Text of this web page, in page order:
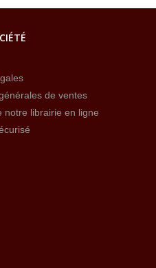
de ventes
notre librairie en ligne